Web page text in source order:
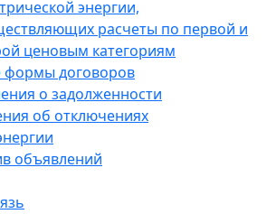
энергии,
расчеты по первой и
ценовым категориям
формы договоров
о задолженности
об отключениях
объявлений